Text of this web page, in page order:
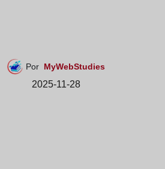
Por MyWebStudies
2025-11-28